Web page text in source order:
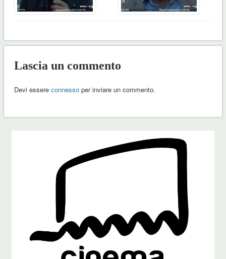
Lascia un commento
Devi essere connessoper inviare un commento.